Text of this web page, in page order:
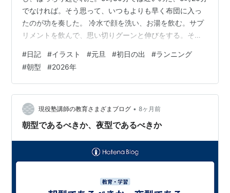
でなければ。そう思って、いつもよりも早く布団に入っ
たのが功を奏した。 冷水で顔を洗い、お湯を飲む。サプ
リメントを飲んで、思い切りグーンと伸びをする。それ
える。ストレッチをしながら今日はどのVoicyを聞こうか
なと考える。外はまだ暗い。 簡易仏壇に手を合わせなが
ら、あけましておめでとうと祖父に挨拶をする。それか
ら、部屋の窓を全開にし、一気に空気を入れ替える。
2026年最初の空気、おはようございます。独り言ち。い
つもよりも脚をしっかりと…
#日記 #イラスト #元旦 #初日の出 #ランニング
#朝型 #2026年
現役塾講師の教育さまざまブログ • 8ヶ月前
朝型であるべきか、夜型であるべきか